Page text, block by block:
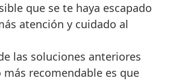
que se te haya escapado
atención y cuidado al
las soluciones anteriores
recomendable es que